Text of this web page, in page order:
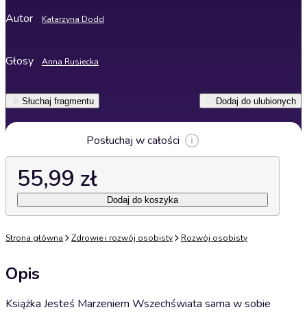
Autor Katarzyna Dodd
Głosy Anna Rusiecka
Słuchaj fragmentu Dodaj do ulubionych
Posłuchaj w całości
55,99 zł
Dodaj do koszyka
Strona główna Zdrowie i rozwój osobisty Rozwój osobisty
Opis
Książka Jesteś Marzeniem Wszechświata sama w sobie